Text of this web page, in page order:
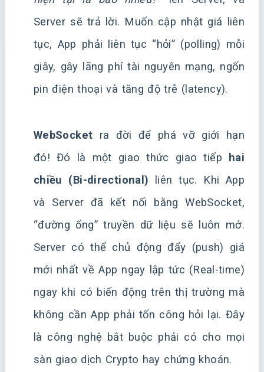
Server sẽ trả lời. Muốn cập nhật giá liên
tục, App phải liên tục “hỏi” (polling) mỗi
giây, gây lãng phí tài nguyên mạng, ngốn
pin điện thoại và tăng độ trễ (latency).
WebSocket ra đời để phá vỡ giới hạn
đó! Đó là một giao thức giao tiếp
hai
chiều (Bi-directional) liên tục. Khi App
và Server đã kết nối bằng WebSocket,
“đường ống” truyền dữ liệu sẽ luôn mở.
Server có thể chủ động đẩy (push) giá
mới nhất về App ngay lập tức (Real-time)
ngay khi có biến động trên thị trường mà
không cần App phải tốn công hỏi lại. Đây
là công nghệ bắt buộc phải có cho mọi
sàn giao dịch Crypto hay chứng khoán.